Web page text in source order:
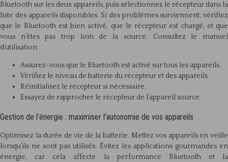
Bluetooth sur les deux appareils, puis sélectionnez le récepteur dans la
liste des appareils disponibles. Si des problèmes surviennent, vérifiez
que le Bluetooth est bien activé, que le récepteur est chargé, et que
vous n’êtes pas trop loin de la source. Consultez le manuel
d’utilisation.
Assurez-vous que le Bluetooth est activé sur tous les appareils.
Vérifiez le niveau de batterie du récepteur et des appareils.
Réinitialisez le récepteur si nécessaire.
Essayez de rapprocher le récepteur de l’appareil source.
Gestion de l’énergie : maximiser l’autonomie de vos appareils
Optimisez la durée de vie de la batterie. Mettez vos appareils en veille
lorsqu’ils ne sont pas utilisés. Évitez les applications gourmandes en
énergie, car cela affecte la performance Bluetooth et la